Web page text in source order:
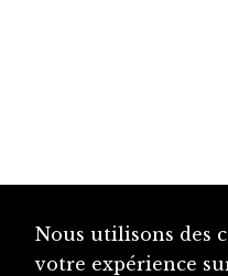
Nous utilisons des
votre expérience